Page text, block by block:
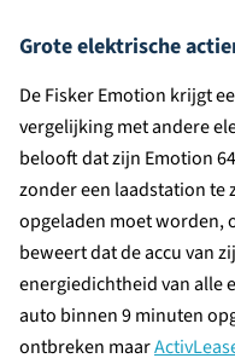
Grote elektrische
De Fisker Emotion krijgt
vergelijking met andere
belooft dat zijn Emotion
zonder een laadstation te
opgeladen moet worden,
beweert dat de accu van
energiedichtheid van alle
auto binnen 9 minuten
ontbreken maar